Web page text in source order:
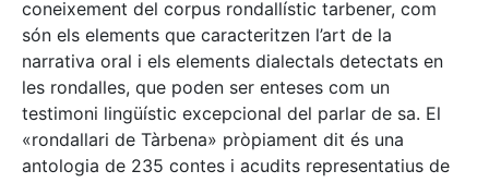
coneixement del corpus rondallístic tarbener, com
són els elements que caracteritzen l’art de la
narrativa oral i els elements dialectals detectats en
les rondalles, que poden ser enteses com un
testimoni lingüístic excepcional del parlar de sa. El
«rondallari de Tàrbena» pròpiament dit és una
antologia de 235 contes i acudits representatius de